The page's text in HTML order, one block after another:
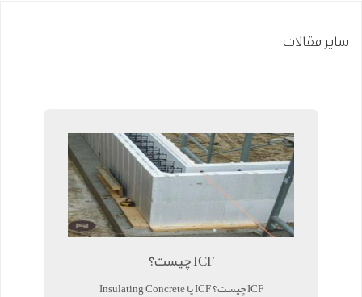
سایر مقالات
ICF چیست؟
ICF چیست؟ ICF یا Insulating Concrete